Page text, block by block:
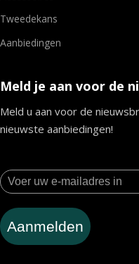
Tweedekans
Aanbiedingen
Meld je aan voor de
Meld u aan voor de
nieuwste aanbiedingen!
Aanmelden